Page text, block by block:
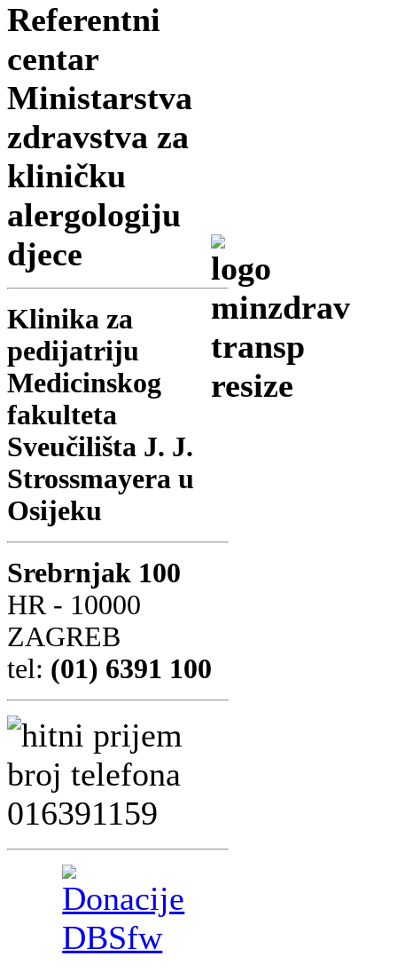
Referentni
centar
Ministarstva
zdravstva za
kliničku
alergologiju
djece
Klinika za
pedijatriju
Medicinskog
fakulteta
Sveučilišta J. J.
Strossmayera u
Osijeku
Srebrnjak 100
HR - 10000
ZAGREB
tel: (01) 6391 100